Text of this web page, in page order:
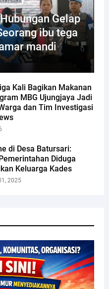
Gelap
ibu tega
mandi
Kali Bagikan Makanan
MBG Ujungjaya Jadi
dan Tim Investigasi
di Desa Batursari:
Diduga
Keluarga Kades
2025